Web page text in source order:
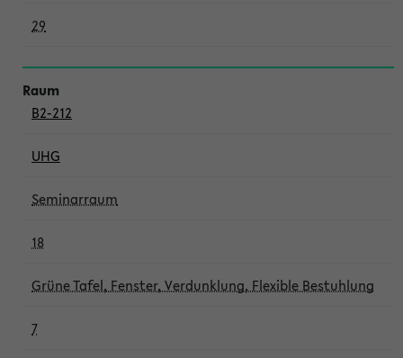
29
B2-212
UHG
Seminarraum
18
Grüne Tafel, Fenster, Verdunklung, Flexible Bestuhlung
7